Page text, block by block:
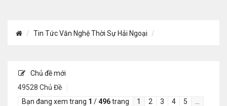
Tin Tức Văn Nghệ Thời Sự Hải Ngoại
Chủ đề mới
49528 Chủ Đề
Bạn đang xem trang 1 /496trang 1 2 3 4 5